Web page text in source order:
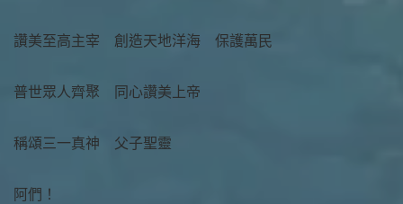
讚美至高主宰 創造天地洋海 保護萬民
普世眾人齊聚 同心讚美上帝
稱頌三一真神 父子聖靈
阿們！